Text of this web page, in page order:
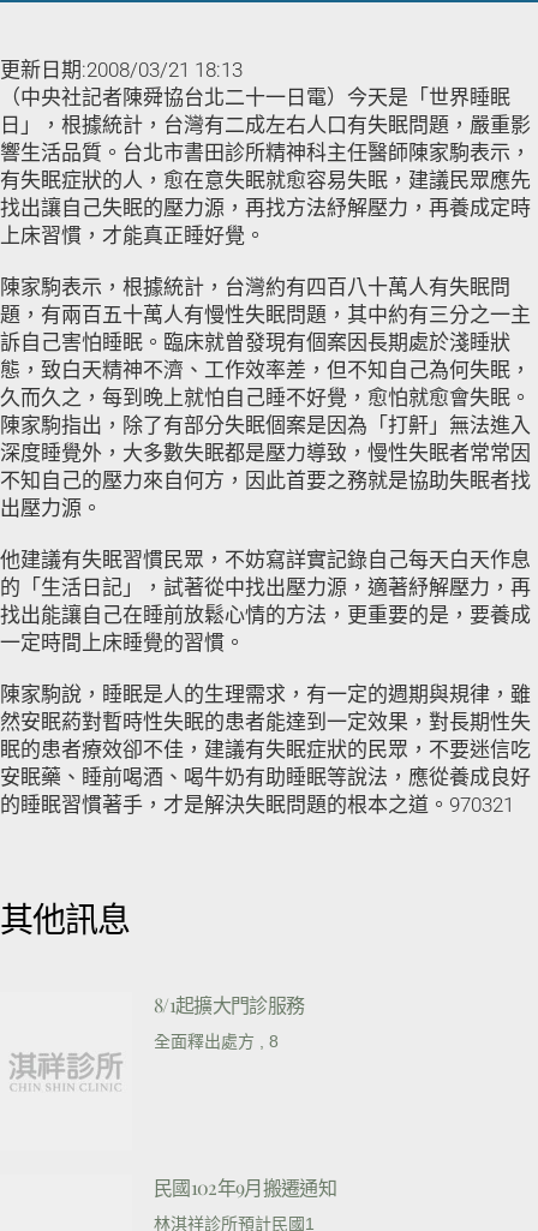
更新日期:2008/03/21 18:13
（中央社記者陳舜協台北二十一日電）今天是「世界睡眠
日」，根據統計，台灣有二成左右人口有失眠問題，嚴重影
響生活品質。台北市書田診所精神科主任醫師陳家駒表示，
有失眠症狀的人，愈在意失眠就愈容易失眠，建議民眾應先
找出讓自己失眠的壓力源，再找方法紓解壓力，再養成定時
上床習慣，才能真正睡好覺。
陳家駒表示，根據統計，台灣約有四百八十萬人有失眠問
題，有兩百五十萬人有慢性失眠問題，其中約有三分之一主
訴自己害怕睡眠。臨床就曾發現有個案因長期處於淺睡狀
態，致白天精神不濟、工作效率差，但不知自己為何失眠，
久而久之，每到晚上就怕自己睡不好覺，愈怕就愈會失眠。
陳家駒指出，除了有部分失眠個案是因為「打鼾」無法進入
深度睡覺外，大多數失眠都是壓力導致，慢性失眠者常常因
不知自己的壓力來自何方，因此首要之務就是協助失眠者找
出壓力源。
他建議有失眠習慣民眾，不妨寫詳實記錄自己每天白天作息
的「生活日記」，試著從中找出壓力源，適著紓解壓力，再
找出能讓自己在睡前放鬆心情的方法，更重要的是，要養成
一定時間上床睡覺的習慣。
陳家駒說，睡眠是人的生理需求，有一定的週期與規律，雖
然安眠葯對暫時性失眠的患者能達到一定效果，對長期性失
眠的患者療效卻不佳，建議有失眠症狀的民眾，不要迷信吃
安眠藥、睡前喝酒、喝牛奶有助睡眠等說法，應從養成良好
的睡眠習慣著手，才是解決失眠問題的根本之道。970321
其他訊息
8/1起擴大門診服務
全面釋出處方 , 8
民國102年9月搬遷通知
林淇祥診所預計民國1